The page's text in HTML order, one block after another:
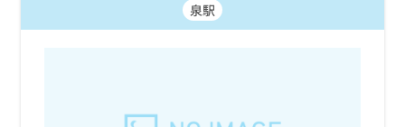
泉駅